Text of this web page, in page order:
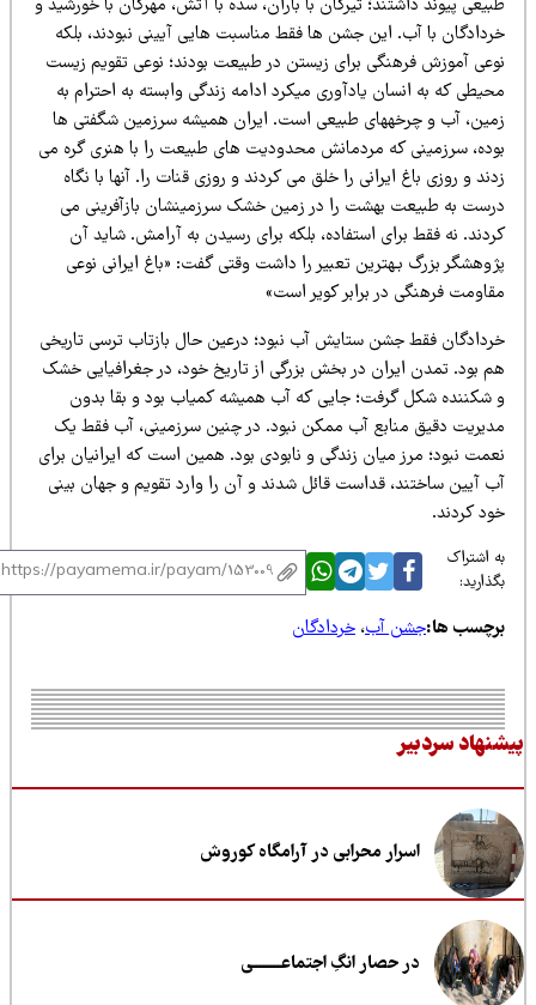
پیوند داشتند؛ تیرگان با باران، سده با آتش، مهرگان با خورشید و
با آب. این جشن ها فقط مناسبت هایی آیینی نبودند، بلکه
آموزش فرهنگی برای زیستن در طبیعت بودند؛ نوعی تقویم زیست
که به انسان یادآوری میکرد ادامه زندگی وابسته به احترام به
آب و چرخههای طبیعی است. ایران همیشه سرزمین شگفتی ها
سرزمینی که مردمانش محدودیت های طبیعت را با هنری گره می
و روزی باغ ایرانی را خلق می کردند و روزی قنات را. آنها با نگاه
به طبیعت بهشت را در زمین خشک سرزمینشان بازآفرینی می
نه فقط برای استفاده، بلکه برای رسیدن به آرامش. شاید آن
بزرگ بـهترین تعبیر را داشت وقتی گفت: «باغ ایرانی نوعی
فرهنگی در برابر کویر است»
فقط جشن ستایش آب نبود؛ درعین حال بازتاب ترسی تاریخی
بود. تمدن ایران در بخش بزرگی از تاریخ خود، در جغرافیایی خشک
شکننده شکل گرفت؛ جایی که آب همیشه کمیاب بود و بقا بدون
دقیق منابع آب ممکن نبود. در چنین سرزمینی، آب فقط یک
نبود؛ مرز میان زندگی و نابودی بود. همین است که ایرانیان برای
آیین ساختند، قداست قائل شدند و آن را وارد تقویم و جهان بینی
کردند.
اشتراک
ها:جشن آب،خردادگان
سردبیر
اسرار محرابی در آرامگاه کوروش
در حصار انگِ اجتماعــــــــی